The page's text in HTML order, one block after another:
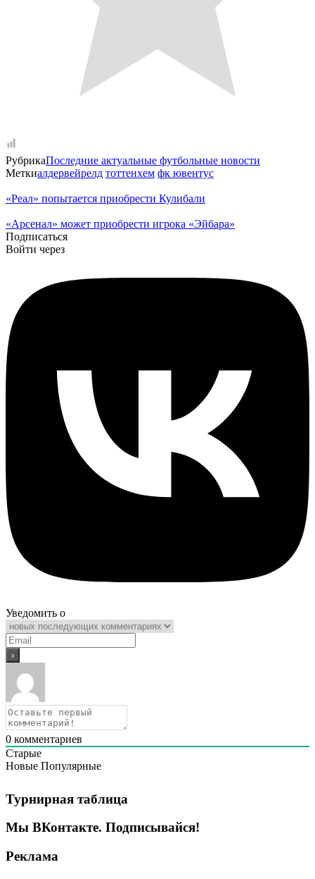
РубрикаПоследние актуальные футбольные новости
Меткиалдервейрелд тоттенхем фк ювентус
«Реал» попытается приобрести Кулибали
«Арсенал» может приобрести игрока «Эйбара»
Подписаться
Войти через
Уведомить о
0 комментариев
Старые
Новые Популярные
Турнирная таблица
Мы ВКонтакте. Подписывайся!
Реклама